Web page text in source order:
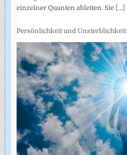
einzelner Quanten ableiten. Sie [...]
Persönlichkeit und Unsterblichkeit